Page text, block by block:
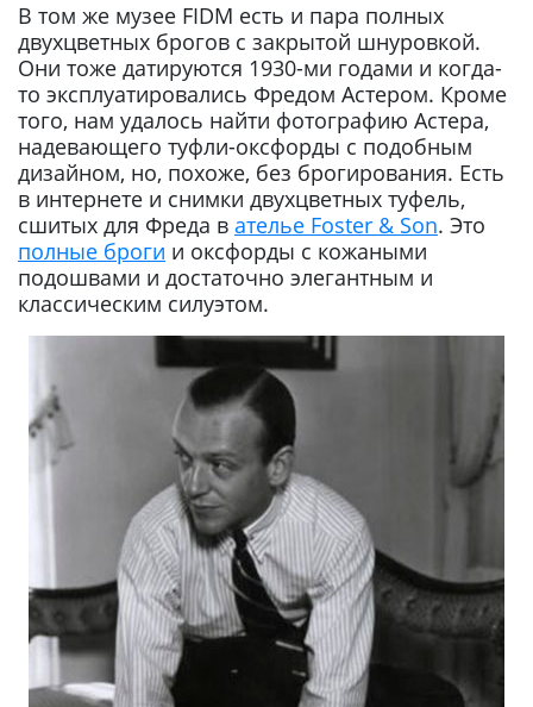
В том же музее FIDM есть и пара полных
двухцветных брогов с закрытой шнуровкой.
Они тоже датируются 1930-ми годами и когда-
то эксплуатировались Фредом Астером. Кроме
того, нам удалось найти фотографию Астера,
надевающего туфли-оксфорды с подобным
дизайном, но, похоже, без брогирования. Есть
в интернете и снимки двухцветных туфель,
сшитых для Фреда в ателье Foster & Son. Это
полные броги и оксфорды с кожаными
подошвами и достаточно элегантным и
классическим силуэтом.